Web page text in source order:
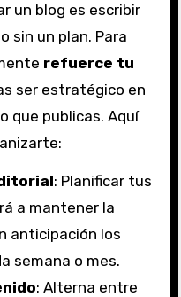
un blog es escribir
sin un plan. Para
refuerce tu
ser estratégico en
que publicas. Aquí
: Planificar tus
a mantener la
anticipación los
semana o mes.
: Alterna entre